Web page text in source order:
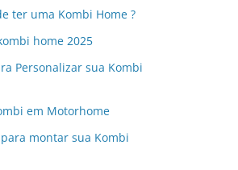
ter uma Kombi Home ?
home 2025
Personalizar sua Kombi
em Motorhome
montar sua Kombi